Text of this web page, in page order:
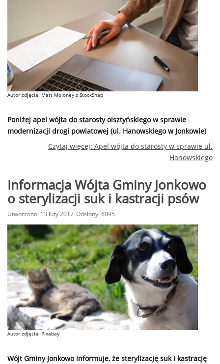
Autor zdjęcia: Matt Moloney z StockSnap
Poniżej apel wójta do starosty olsztyńskiego w sprawie
modernizacji drogi powiatowej (ul. Hanowskiego w Jonkowie)
Czytaj więcej: Apel wójta do starosty w sprawie ul.
Hanowskiego
Informacja Wójta Gminy Jonkowo
o sterylizacji suk i kastracji psów
Utworzono: 13 luty 2017 Odsłony: 6095
Autor zdjęcia: Pixabay
Wójt Gminy Jonkowo informuje, że sterylizację suk i kastrację